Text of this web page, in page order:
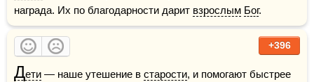
награда. Их по благодарности дарит взрослым Бог.
+396
Дети — наше утешение в старости, и помогают быстрее